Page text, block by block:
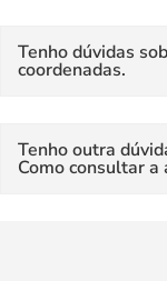
Tenho dúvidas
coordenadas.
Tenho outra
Como consultar a